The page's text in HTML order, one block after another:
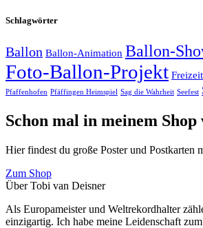
Schlagwörter
Ballon Ballon-Animation Ballon-
Foto-Ballon-Projekt
Pfaffenhofen Pfäffingen Heimspiel Sag die Wahrheit Seefest
Schon mal in meinem Shop
Hier findest du große Poster und Postkarten
Zum Shop
Über Tobi van Deisner
Als Europameister und Weltrekordhalter
einzigartig. Ich habe meine Leidenschaft